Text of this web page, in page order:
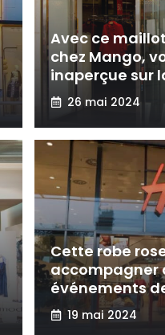
Avec ce
chez Mango,
inaperçue sur
26 mai 2024
Cette robe
accompagner
événements
19 mai 2024